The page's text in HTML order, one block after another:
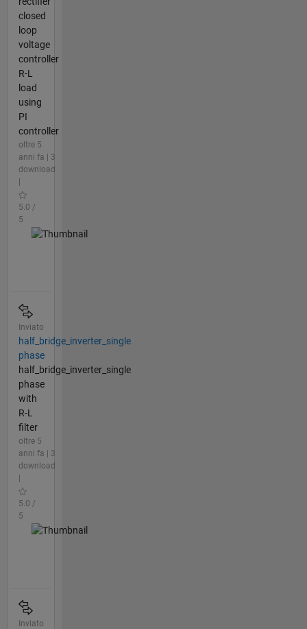
closed
loop
voltage
controller
R-L
load
using
PI
controller
oltre 5
anni fa | 3
download
5.0 /
5
Inviato
half_bridge_inverter_single
phase
half_bridge_inverter_single
phase
with
R-L
filter
oltre 5
anni fa | 3
download
5.0 /
5
Inviato